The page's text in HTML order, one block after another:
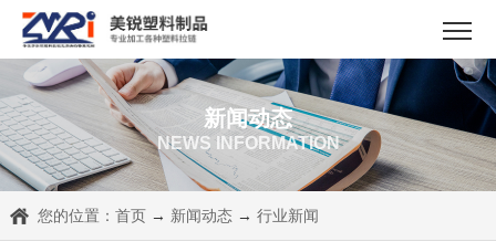
新闻动态
NEWS INFORMATION
您的位置： 首页→ 新闻动态→ 行业新闻